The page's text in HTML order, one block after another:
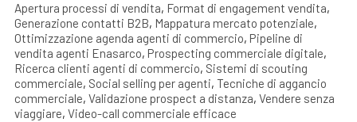
Apertura processi di vendita, Format di engagement vendita,
Generazione contatti B2B, Mappatura mercato potenziale,
Ottimizzazione agenda agenti di commercio, Pipeline di
vendita agenti Enasarco, Prospecting commerciale digitale,
Ricerca clienti agenti di commercio, Sistemi di scouting
commerciale, Social selling per agenti, Tecniche di aggancio
commerciale, Validazione prospect a distanza, Vendere senza
viaggiare, Video-call commerciale efficace